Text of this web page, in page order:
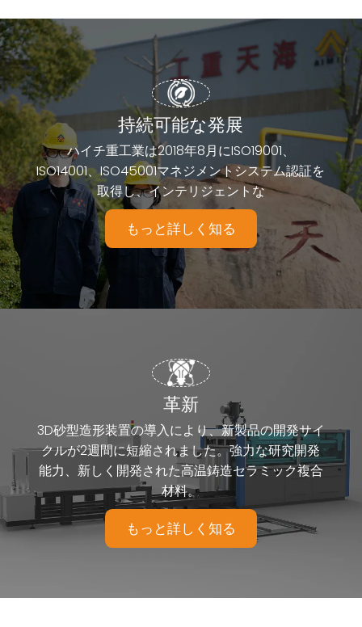
持続可能な発展
ハイチ重工業は2018年8月にISO19001、
ISO14001、ISO45001マネジメントシステム認証を
取得し、インテリジェントな
もっと詳しく知る
革新
3D砂型造形装置の導入により、新製品の開発サイ
クルが2週間に短縮されました。強力な研究開発
能力、新しく開発された高温鋳造セラミック複合
材料。
もっと詳しく知る